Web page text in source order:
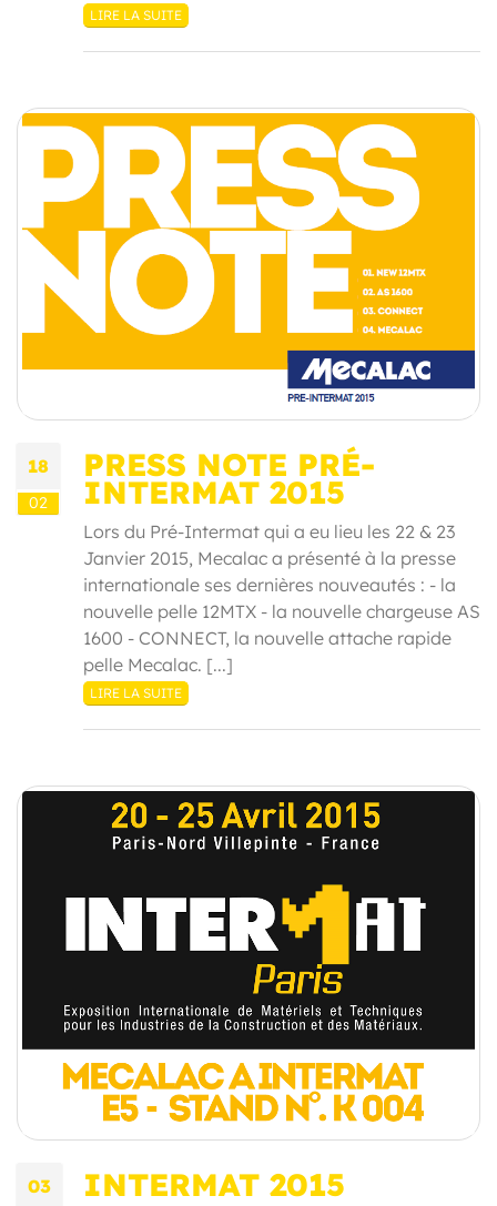
LIRE LA SUITE
18
02
PRESS NOTE PRÉ-
INTERMAT 2015
Lors du Pré-Intermat qui a eu lieu les 22 & 23
Janvier 2015, Mecalac a présenté à la presse
internationale ses dernières nouveautés : - la
nouvelle pelle 12MTX - la nouvelle chargeuse AS
1600 - CONNECT, la nouvelle attache rapide
pelle Mecalac. [...]
LIRE LA SUITE
03 INTERMAT 2015